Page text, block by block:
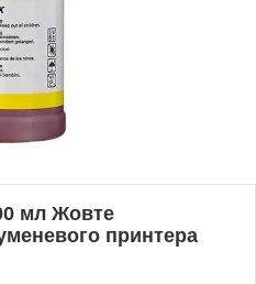
мл Жовте
принтера